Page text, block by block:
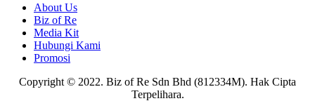
About Us
Biz of Re
Media Kit
Hubungi Kami
Promosi
Copyright © 2022. Biz of Re Sdn Bhd (812334M). Hak Cipta
Terpelihara.